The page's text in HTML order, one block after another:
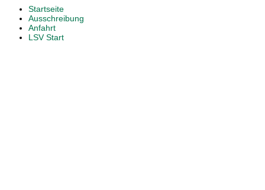
Startseite
Ausschreibung
Anfahrt
LSV Start